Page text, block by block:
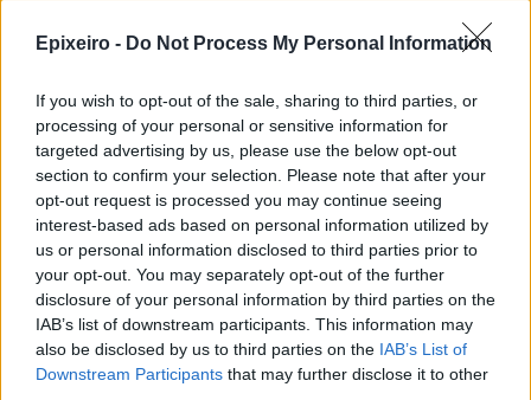
Epixeiro - Do Not Process My Personal Information
If you wish to opt-out of the sale, sharing to third parties, or
processing of your personal or sensitive information for
targeted advertising by us, please use the below opt-out
section to confirm your selection. Please note that after your
opt-out request is processed you may continue seeing
interest-based ads based on personal information utilized by
us or personal information disclosed to third parties prior to
your opt-out. You may separately opt-out of the further
disclosure of your personal information by third parties on the
IAB’s list of downstream participants. This information may
also be disclosed by us to third parties on the IAB’s List of
Downstream Participants that may further disclose it to other
Advertorial
Περισσότερα από το
Ισχυρές επιδόσεις για τη Cenergy
Holdings με σημαντική αύξηση
πωλήσεων και κερδοφορίας στο
πρώτο εξάμηνο του 2026
05/08/26 18:27